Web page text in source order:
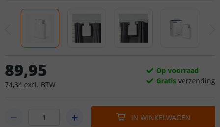
89,95
74,34 excl. BTW
Op voorraad
Gratis verzending
IN WINKELWAGEN